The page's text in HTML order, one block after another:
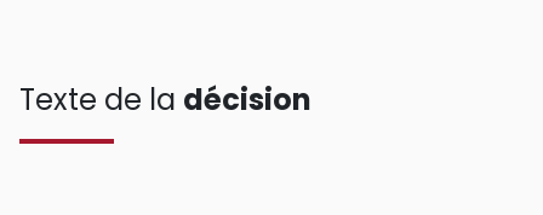
Texte de la décision